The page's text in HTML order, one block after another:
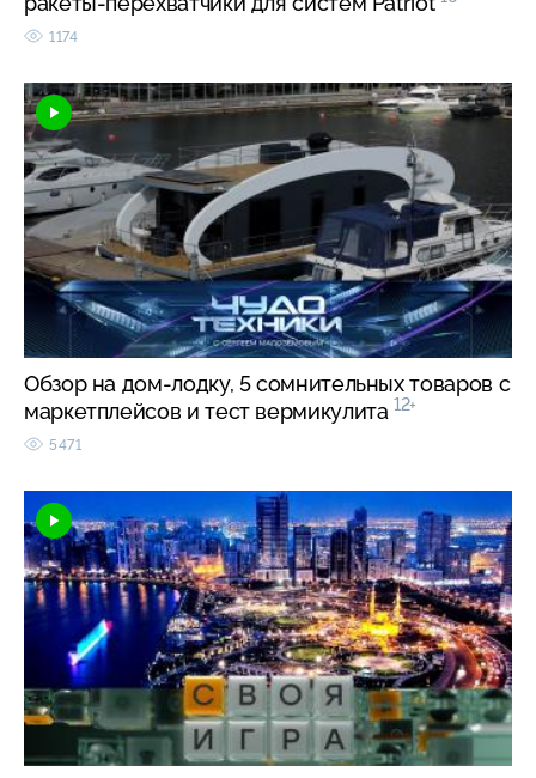
1174
Обзор на дом-лодку, 5 сомнительных товаров с
маркетплейсов и тест вермикулита 12+
5471